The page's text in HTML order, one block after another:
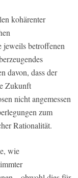
kohärenter
jeweils betroffenen
davon, dass der
Zukunft
nicht angemessen
zum
Rationalität.
wie